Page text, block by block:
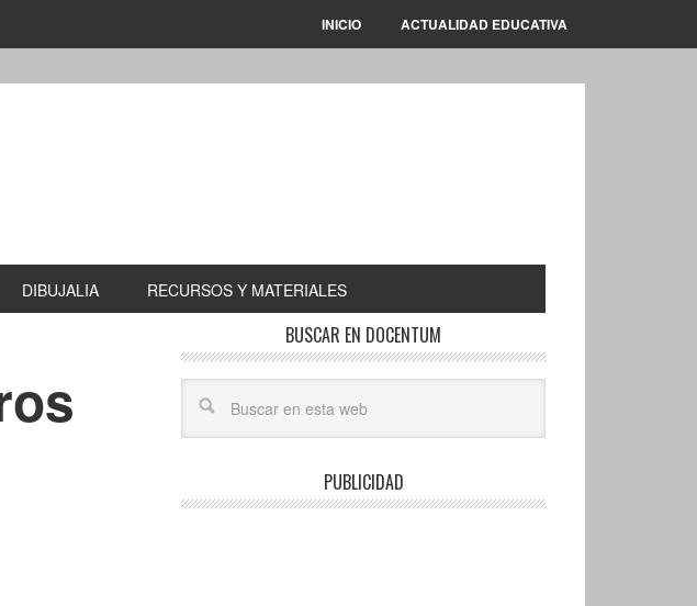
INICIO ACTUALIDAD EDUCATIVA
DIBUJALIA RECURSOS Y MATERIALES
BUSCAR EN DOCENTUM
PUBLICIDAD